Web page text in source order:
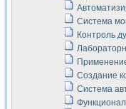
Система
Контроль
Создание
Система